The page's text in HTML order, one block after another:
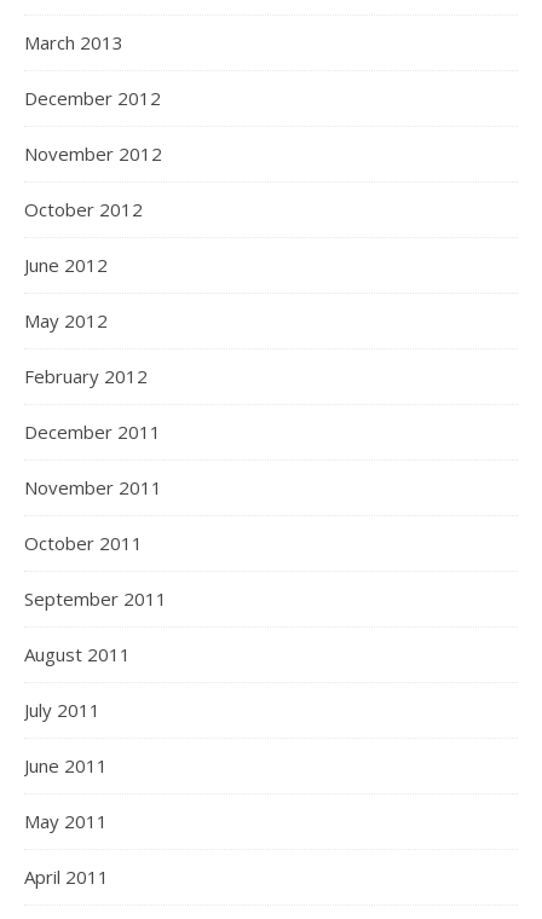
March 2013
December 2012
November 2012
October 2012
June 2012
May 2012
February 2012
December 2011
November 2011
October 2011
September 2011
August 2011
July 2011
June 2011
May 2011
April 2011